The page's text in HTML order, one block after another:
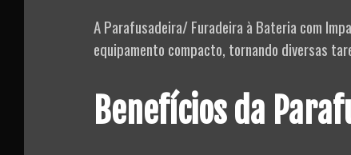
A Parafusadeira/ Furadeira à Bateria com
equipamento compacto, tornando diversas
Benefícios da